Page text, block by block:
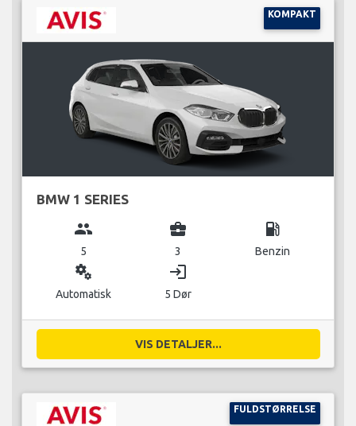
KOMPAKT
BMW 1 SERIES
group
5
business_center
3
local_gas_station
Benzin
miscellaneous_services
Automatisk
login
5 Dør
VIS DETALJER...
FULDSTØRRELSE